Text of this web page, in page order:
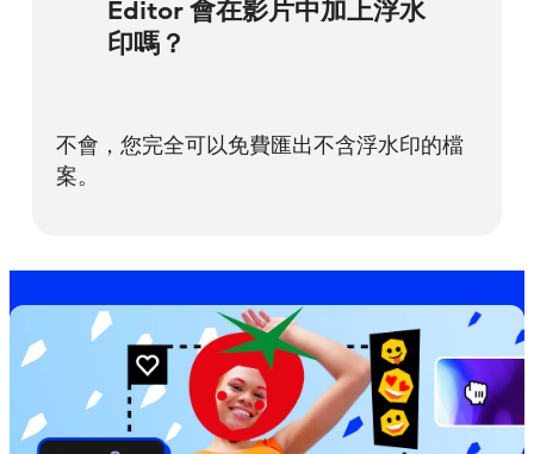
Editor 會在影片中加上浮水
印嗎？
不會，您完全可以免費匯出不含浮水印的檔
案。